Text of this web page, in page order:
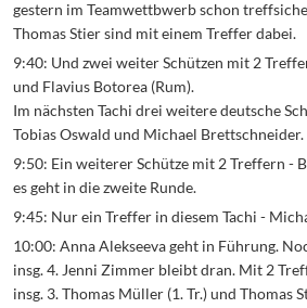
gestern im Teamwettbwerb schon
Thomas Stier sind mit einem Treffer dabei.
9:40: Und zwei weiter Schützen mit 2
und Flavius Botorea (Rum).
Im nächsten Tachi drei weitere deutsche
Tobias Oswald und Michael Brettschneider.
9:50: Ein weiterer Schütze mit 2 Treffern -
es geht in die zweite Runde.
9:45: Nur ein Treffer in diesem Tachi -
10:00: Anna Alekseeva geht in Führung.
insg. 4. Jenni Zimmer bleibt dran. Mit 2
insg. 3. Thomas Müller (1. Tr.) und Thomas